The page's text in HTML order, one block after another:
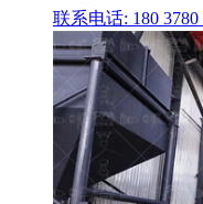
联系电话: 180 3780